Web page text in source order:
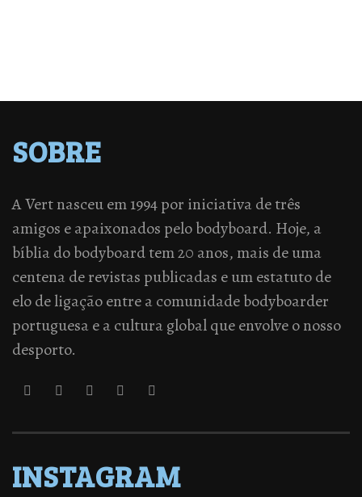
SOBRE
A Vert nasceu em 1994 por iniciativa de três
amigos e apaixonados pelo bodyboard. Hoje, a
bíblia do bodyboard tem 20 anos, mais de uma
centena de revistas publicadas e um estatuto de
elo de ligação entre a comunidade bodyboarder
portuguesa e a cultura global que envolve o nosso
desporto.
INSTAGRAM